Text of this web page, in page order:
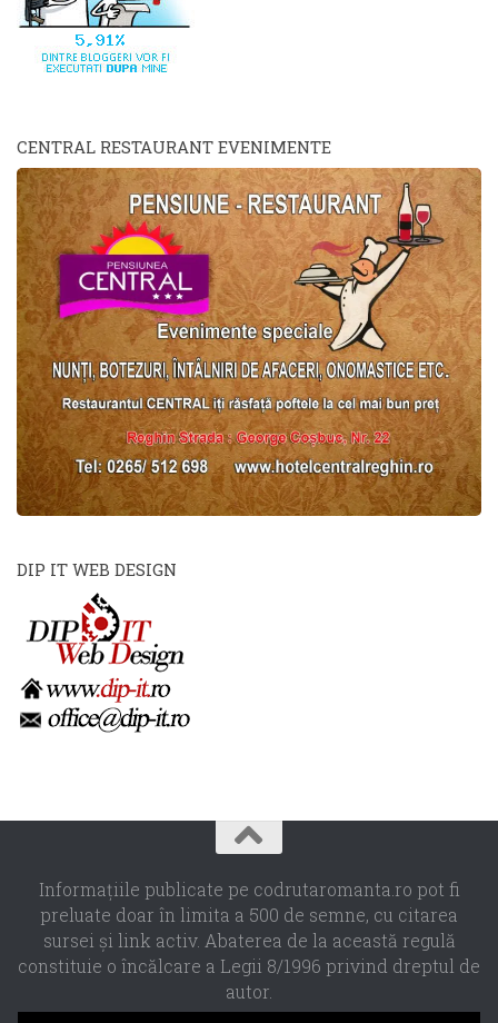
CENTRAL RESTAURANT EVENIMENTE
DIP IT WEB DESIGN
Informaţiile publicate pe codrutaromanta.ro pot fi
preluate doar în limita a 500 de semne, cu citarea
sursei şi link activ. Abaterea de la această regulă
constituie o încălcare a Legii 8/1996 privind dreptul de
autor.